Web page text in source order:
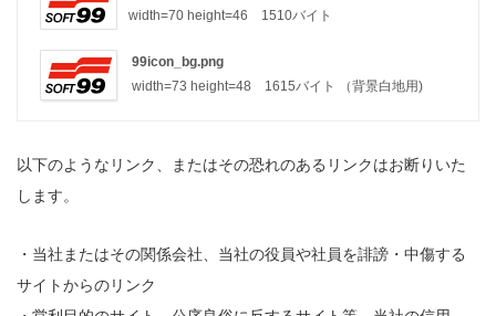
width=70 height=46 1510バイト
99icon_bg.png
width=73 height=48 1615バイト （背景白地用)
以下のようなリンク、またはその恐れのあるリンクはお断りいた
します。
・当社またはその関係会社、当社の役員や社員を誹謗・中傷する
サイトからのリンク